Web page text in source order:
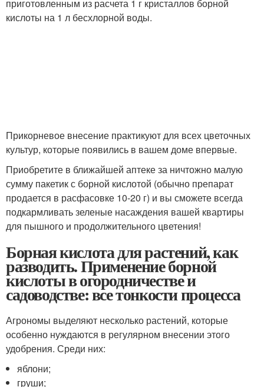
приготовленным из расчета 1 г кристаллов борной
кислоты на 1 л бесхлорной воды.
Прикорневое внесение практикуют для всех цветочных
культур, которые появились в вашем доме впервые.
Приобретите в ближайшей аптеке за ничтожно малую
сумму пакетик с борной кислотой (обычно препарат
продается в расфасовке 10-20 г) и вы сможете всегда
подкармливать зеленые насаждения вашей квартиры
для пышного и продолжительного цветения!
Борная кислота для растений, как
разводить. Применение борной
кислоты в огородничестве и
садоводстве: все тонкости процесса
Агрономы выделяют несколько растений, которые
особенно нуждаются в регулярном внесении этого
удобрения. Среди них:
яблони;
груши;